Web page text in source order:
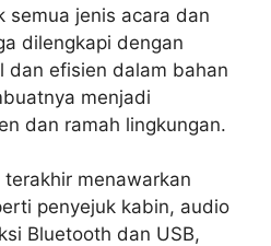
semua jenis acara dan
dilengkapi dengan
dan efisien dalam bahan
menjadi
dan ramah lingkungan.
menawarkan
penyejuk kabin, audio
Bluetooth dan USB,